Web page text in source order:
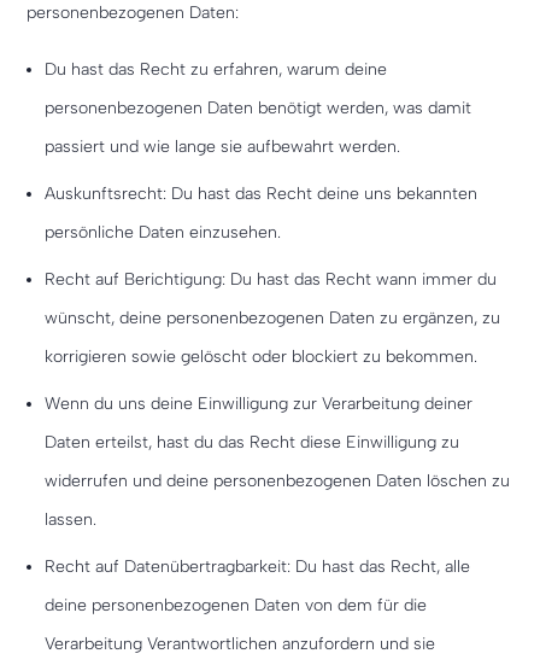
personenbezogenen Daten:
Du hast das Recht zu erfahren, warum deine
personenbezogenen Daten benötigt werden, was damit
passiert und wie lange sie aufbewahrt werden.
Auskunftsrecht: Du hast das Recht deine uns bekannten
persönliche Daten einzusehen.
Recht auf Berichtigung: Du hast das Recht wann immer du
wünscht, deine personenbezogenen Daten zu ergänzen, zu
korrigieren sowie gelöscht oder blockiert zu bekommen.
Wenn du uns deine Einwilligung zur Verarbeitung deiner
Daten erteilst, hast du das Recht diese Einwilligung zu
widerrufen und deine personenbezogenen Daten löschen zu
lassen.
Recht auf Datenübertragbarkeit: Du hast das Recht, alle
deine personenbezogenen Daten von dem für die
Verarbeitung Verantwortlichen anzufordern und sie